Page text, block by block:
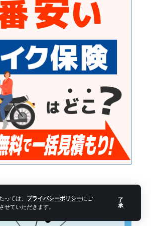
っては、 プライバシーポリシーにご
せていただきます。
了
承